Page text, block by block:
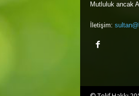
Mutluluk ancak
İletişim: